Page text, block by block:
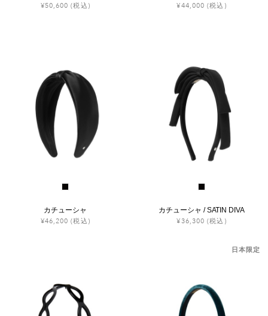
¥50,600 (税込) ¥44,000 (税込)
カチューシャ
¥46,200 (税込)
カチューシャ / SATIN DIVA
¥36,300 (税込)
日本限定